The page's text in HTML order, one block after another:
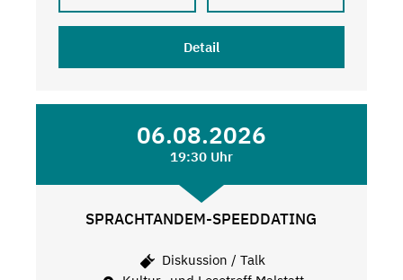
Detail
06.08.2026
19:30 Uhr
SPRACHTANDEM-SPEEDDATING
Diskussion / Talk